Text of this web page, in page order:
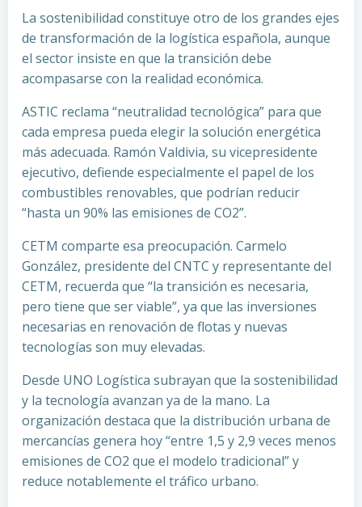
La sostenibilidad constituye otro de los grandes ejes
de transformación de la logística española, aunque
el sector insiste en que la transición debe
acompasarse con la realidad económica.
ASTIC reclama “neutralidad tecnológica” para que
cada empresa pueda elegir la solución energética
más adecuada. Ramón Valdivia, su vicepresidente
ejecutivo, defiende especialmente el papel de los
combustibles renovables, que podrían reducir
“hasta un 90% las emisiones de CO2”.
CETM comparte esa preocupación. Carmelo
González, presidente del CNTC y representante del
CETM, recuerda que “la transición es necesaria,
pero tiene que ser viable”, ya que las inversiones
necesarias en renovación de flotas y nuevas
tecnologías son muy elevadas.
Desde UNO Logística subrayan que la sostenibilidad
y la tecnología avanzan ya de la mano. La
organización destaca que la distribución urbana de
mercancías genera hoy “entre 1,5 y 2,9 veces menos
emisiones de CO2 que el modelo tradicional” y
reduce notablemente el tráfico urbano.